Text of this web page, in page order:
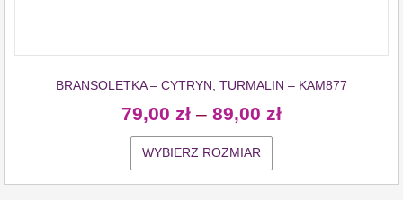
BRANSOLETKA – CYTRYN, TURMALIN – KAM877
79,00 zł – 89,00 zł
WYBIERZ ROZMIAR